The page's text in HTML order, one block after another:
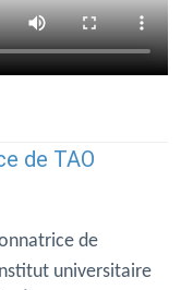
de TAO
de
universitaire